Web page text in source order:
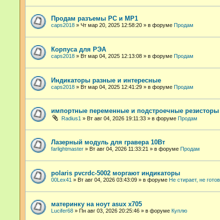
Продам разъемы РС и МР1
caps2018 » Чт мар 20, 2025 12:58:20 » в форуме Продам
Корпуса для РЭА
caps2018 » Вт мар 04, 2025 12:13:08 » в форуме Продам
Индикаторы разные и интересные
caps2018 » Вт мар 04, 2025 12:41:29 » в форуме Продам
импортные переменные и подстроечные резисторы
Radius1 » Вт авг 04, 2026 19:11:33 » в форуме Продам
Лазерный модуль для гравера 10Вт
farlightmaster » Вт авг 04, 2026 11:33:21 » в форуме Продам
polaris pvcrdc-5002 моргают индикаторы
00Lex41 » Вт авг 04, 2026 03:43:09 » в форуме Не стирает, не
материнку на ноут asux x705
Lucifer68 » Пн авг 03, 2026 20:25:46 » в форуме Куплю